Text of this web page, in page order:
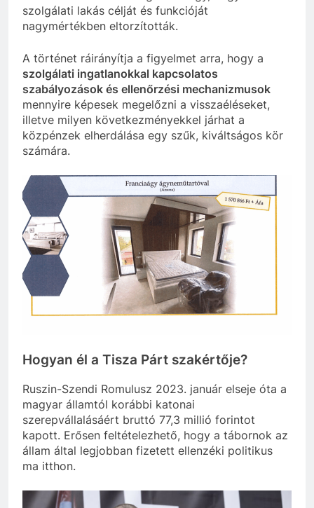
szolgálati lakás célját és funkcióját
nagymértékben eltorzították.
A történet ráirányítja a figyelmet arra, hogy a
szolgálati ingatlanokkal kapcsolatos
szabályozások és ellenőrzési mechanizmusok
mennyire képesek megelőzni a visszaéléseket,
illetve milyen következményekkel járhat a
közpénzek elherdálása egy szűk, kiváltságos kör
számára.
Hogyan él a Tisza Párt szakértője?
Ruszin-Szendi Romulusz 2023. január elseje óta a
magyar államtól korábbi katonai
szerepvállalásáért bruttó 77,3 millió forintot
kapott. Erősen feltételezhető, hogy a tábornok az
állam által legjobban fizetett ellenzéki politikus
ma itthon.